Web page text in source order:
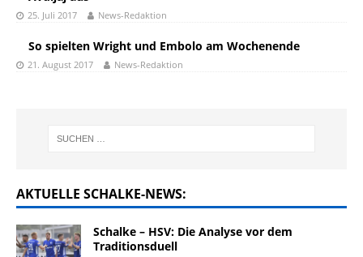
25. Juli 2017 News-Redaktion
So spielten Wright und Embolo am Wochenende
21. August 2017 News-Redaktion
AKTUELLE SCHALKE-NEWS:
Schalke – HSV: Die Analyse vor dem
Traditionsduell